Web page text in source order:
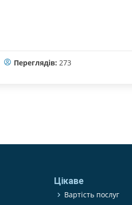
Переглядів: 273
Цікаве
Вартість послуг